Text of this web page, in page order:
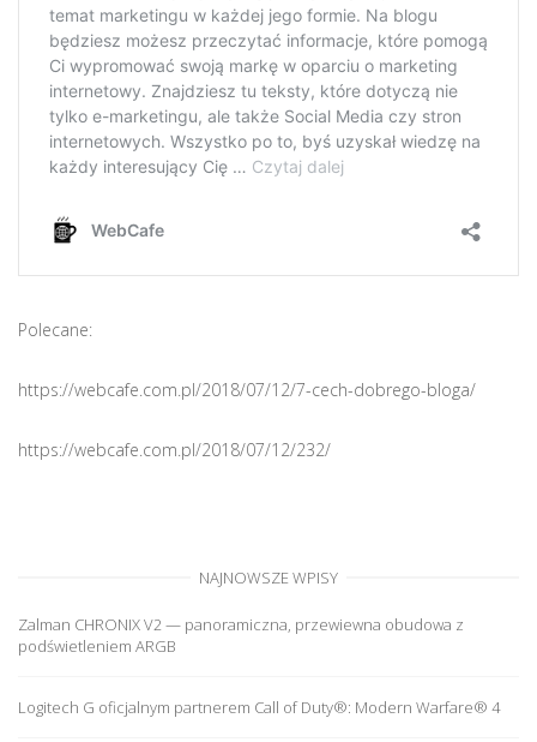
Polecane:
https://webcafe.com.pl/2018/07/12/7-cech-dobrego-bloga/
https://webcafe.com.pl/2018/07/12/232/
NAJNOWSZE WPISY
Zalman CHRONIX V2 — panoramiczna, przewiewna obudowa z
podświetleniem ARGB
Logitech G oficjalnym partnerem Call of Duty®: Modern Warfare® 4